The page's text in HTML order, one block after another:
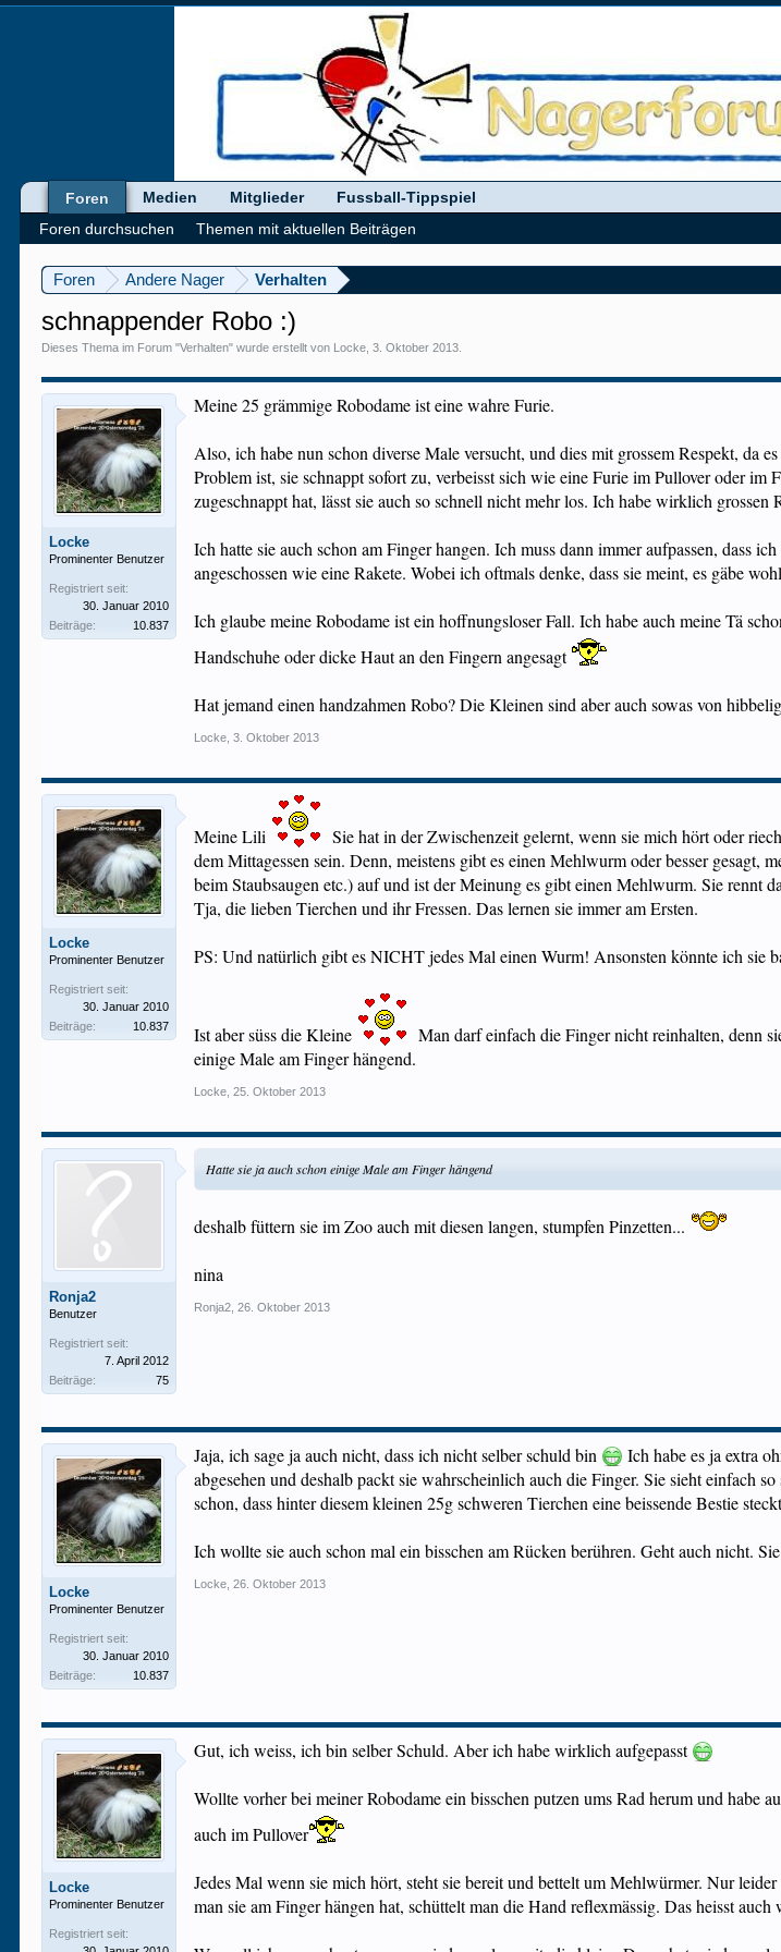
Foren Andere Nager Verhalten
schnappender Robo :)
Dieses Thema im Forum "Verhalten" wurde erstellt von Locke ,3. Oktober 2013
Locke
Prominenter Benutzer
Registriert seit:
30. Januar 2010
Beiträge:
10.837
Meine 25 grämmige Robodame ist eine wahre Furie.
Also, ich habe nun schon diverse Male versucht, und dies mit grossem Respekt, da
Problem ist, sie schnappt sofort zu, verbeisst sich wie eine Furie im Pullover oder
zugeschnappt hat, lässt sie auch so schnell nicht mehr los. Ich habe wirklich grossen
Ich hatte sie auch schon am Finger hangen. Ich muss dann immer aufpassen, dass
angeschossen wie eine Rakete. Wobei ich oftmals denke, dass sie meint, es gäbe
Ich glaube meine Robodame ist ein hoffnungsloser Fall. Ich habe auch meine Tä
Handschuhe oder dicke Haut an den Fingern angesagt
Hat jemand einen handzahmen Robo? Die Kleinen sind aber auch sowas von
Locke 3. Oktober 2013
Locke
Prominenter Benutzer
Registriert seit:
30. Januar 2010
Beiträge:
10.837
Meine Lili Sie hat in der Zwischenzeit gelernt, wenn sie mich hört oder
dem Mittagessen sein. Denn, meistens gibt es einen Mehlwurm oder besser
beim Staubsaugen etc.) auf und ist der Meinung es gibt einen Mehlwurm. Sie rennt
Tja, die lieben Tierchen und ihr Fressen. Das lernen sie immer am Ersten.
PS: Und natürlich gibt es NICHT jedes Mal einen Wurm! Ansonsten könnte ich sie
Ist aber süss die Kleine
Man darf einfach die Finger nicht reinhalten, denn
einige Male am Finger hängend.
Locke 25. Oktober 2013
Ronja2
Benutzer
Registriert seit:
7. April 2012
Beiträge:
75
Hatte sie ja auch schon einige Male am Finger hängend
deshalb füttern sie im Zoo auch mit diesen langen, stumpfen Pinzetten...
nina
Ronja2 26. Oktober 2013
Locke
Prominenter Benutzer
Registriert seit:
30. Januar 2010
Beiträge:
10.837
Jaja, ich sage ja auch nicht, dass ich nicht selber schuld bin
Ich habe es ja extra
abgesehen und deshalb packt sie wahrscheinlich auch die Finger. Sie sieht einfach
schon, dass hinter diesem kleinen 25g schweren Tierchen eine beissende Bestie
Ich wollte sie auch schon mal ein bisschen am Rücken berühren. Geht auch nicht.
Locke 26. Oktober 2013
Locke
Prominenter Benutzer
Registriert seit:
Gut, ich weiss, ich bin selber Schuld. Aber ich habe wirklich aufgepasst
Wollte vorher bei meiner Robodame ein bisschen putzen ums Rad herum und habe
auch im Pullover
Jedes Mal wenn sie mich hört, steht sie bereit und bettelt um Mehlwürmer. Nur
man sie am Finger hängen hat, schüttelt man die Hand reflexmässig. Das heisst
Foren
Foren durchsuchen
Themen mit aktuellen Beiträgen
Medien Mitglieder Fussball-Tippspiel